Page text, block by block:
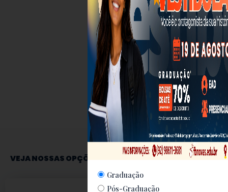
VEJA NOSSAS OPÇÕES
Graduação
Pós-Graduação